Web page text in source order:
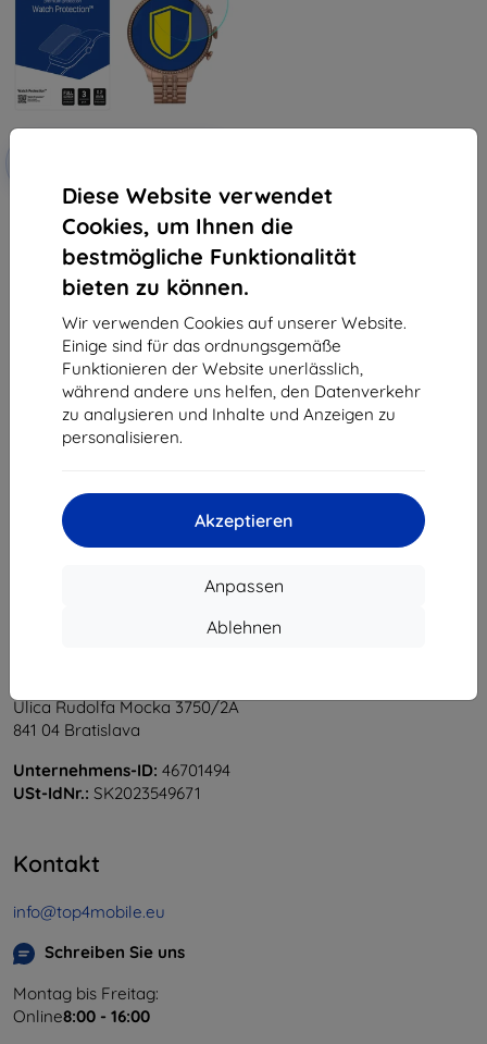
Diese Website verwendet
Cookies, um Ihnen die
bestmögliche Funktionalität
bieten zu können.
Wir verwenden Cookies auf unserer Website.
Einige sind für das ordnungsgemäße
Funktionieren der Website unerlässlich,
während andere uns helfen, den Datenverkehr
zu analysieren und Inhalte und Anzeigen zu
personalisieren.
Akzeptieren
Anpassen
Ablehnen
3MK FlexibleGlass Fossil 6Gen
42mm Watch
€ 9,90
€ 8,92
1
Ulica Rudolfa Mocka 3750/2A
841 04 Bratislava
Unternehmens-ID: 46701494
USt-IdNr.: SK2023549671
Kontakt
info@top4mobile.eu
Schreiben Sie uns
Montag bis Freitag:
Online8:00 - 16:00